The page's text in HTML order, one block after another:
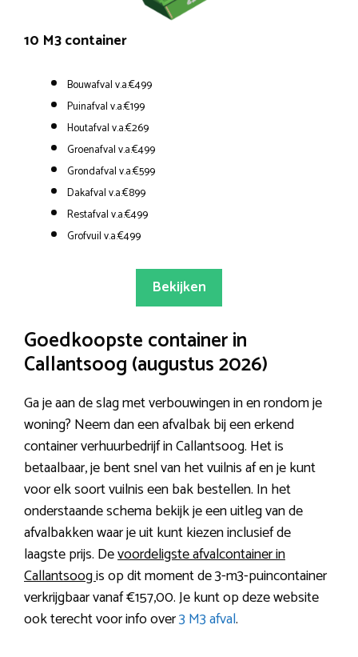
10 M3 container
Bouwafval v.a.€499
Puinafval v.a.€199
Houtafval v.a.€269
Groenafval v.a.€499
Grondafval v.a.€599
Dakafval v.a.€899
Restafval v.a.€499
Grofvuil v.a.€499
Bekijken
Goedkoopste container in
Callantsoog (augustus 2026)
Ga je aan de slag met verbouwingen in en rondom je
woning? Neem dan een afvalbak bij een erkend
container verhuurbedrijf in Callantsoog. Het is
betaalbaar, je bent snel van het vuilnis af en je kunt
voor elk soort vuilnis een bak bestellen. In het
onderstaande schema bekijk je een uitleg van de
afvalbakken waar je uit kunt kiezen inclusief de
laagste prijs. Devoordeligste afvalcontainer in
Callantsoogis op dit moment de 3-m3-puincontainer
verkrijgbaar vanaf €157,00. Je kunt op deze website
ook terecht voor info over3 M3 afval.